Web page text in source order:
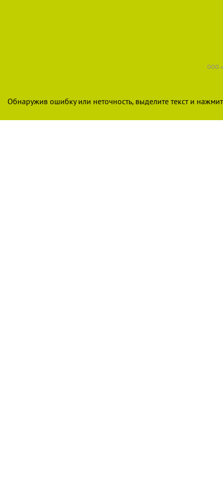
ООО
Обнаружив ошибку или неточность, выделите текст и